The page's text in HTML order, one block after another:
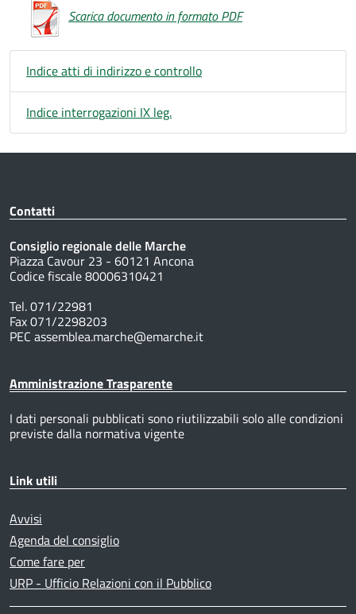
Scarica documento in formato PDF
Indice atti di indirizzo e controllo
Indice interrogazioni IX leg.
Contatti
Consiglio regionale delle Marche
Piazza Cavour 23 - 60121 Ancona
Codice fiscale 80006310421
Tel. 071/22981
Fax 071/2298203
PEC assemblea.marche@emarche.it
Amministrazione Trasparente
I dati personali pubblicati sono riutilizzabili solo alle condizioni
previste dalla normativa vigente
Link utili
Avvisi
Agenda del consiglio
Come fare per
URP - Ufficio Relazioni con il Pubblico